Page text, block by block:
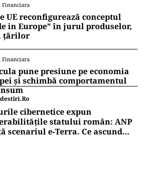
Financiara
UE reconfigurează conceptul
in Europe” în jurul produselor,
țărilor
Financiara
pune presiune pe economia
și schimbă comportamentul
cibernetice expun
statului român: ANP
scenariul e‑Terra. Ce ascund